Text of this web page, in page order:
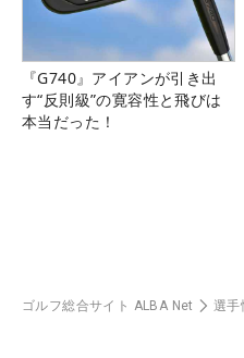
『G740』アイアンが引き出
す“反則級”の寛容性と飛びは
本当だった！
ゴルフ総合サイト ALBA Net 選手